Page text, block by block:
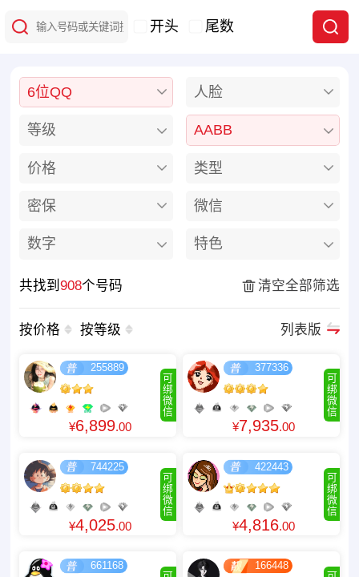
开头 尾数
6位QQ 人脸
等级 AABB
价格 类型
密保 微信
数字 特色
共找到 908个号码 清空全部筛选
按价格 按等级 列表版
可
绑
微
信
255889
¥6,899.00
可
绑
微
信
377336
¥7,935.00
可
绑
微
信
744225
¥4,025.00
可
绑
微
信
422443
¥4,816.00
661168 166448